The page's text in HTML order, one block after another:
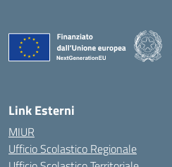
Link Esterni
MIUR
Ufficio Scolastico Regionale